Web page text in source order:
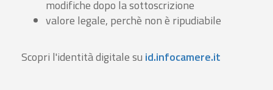
modifiche dopo la sottoscrizione
valore legale, perchè non è ripudiabile
Scopri l'identità digitale su id.infocamere.it